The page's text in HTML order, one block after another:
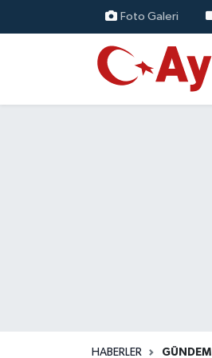
Foto Galeri
HABERLER GÜNDEM